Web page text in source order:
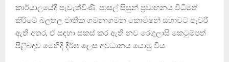
කාර්යාලයේදී පැවැත්විණි. පාසල් සිසුන් ප්‍රවාහනය විධිමත්
කිරීමේ බලතල ජාතික ගමනාගමන කොමිෂන් සභාවට පැවරී
ඇති අතර, ඒ සඳහා සකස් කර ඇති නව රෙගුලාසි කෙටුම්පත්
පිළිබඳව මෙහිදී දීර්ඝ ලෙස අවධානය යොමු විය.